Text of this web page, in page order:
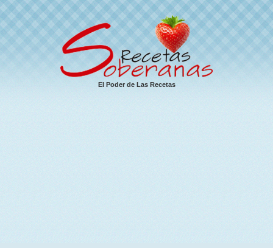
El Poder de Las Recetas